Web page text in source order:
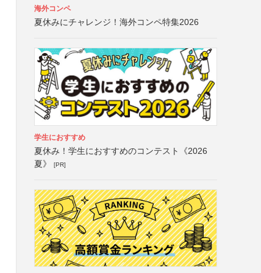
海外コンペ
夏休みにチャレンジ！海外コンペ特集2026
学生におすすめ
夏休み！学生におすすめのコンテスト《2026
夏》
[PR]